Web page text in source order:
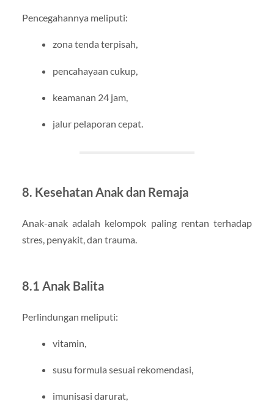
Pencegahannya meliputi:
zona tenda terpisah,
pencahayaan cukup,
keamanan 24 jam,
jalur pelaporan cepat.
8. Kesehatan Anak dan Remaja
Anak-anak adalah kelompok paling rentan terhadap
stres, penyakit, dan trauma.
8.1 Anak Balita
Perlindungan meliputi:
vitamin,
susu formula sesuai rekomendasi,
imunisasi darurat,